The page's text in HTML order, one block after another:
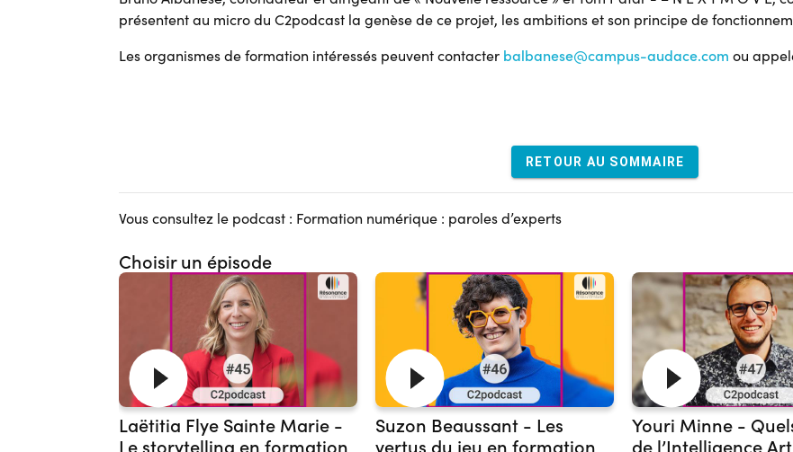
présentent au micro du C2podcast la genèse de ce projet, les ambitions et son principe de
Les organismes de formation intéressés peuvent contacter balbanese@campus-audace.com ou
RETOUR AU SOMMAIRE
Vous consultez le podcast : Formation numérique : paroles d’experts
Choisir un épisode
Laëtitia Flye Sainte Marie -
Le storytelling en formation
Suzon Beaussant - Les
vertus du jeu en formation
Youri Minne -
de l’Intelligence